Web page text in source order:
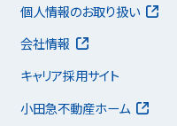
個人情報のお取り扱い
会社情報
キャリア採用サイト
小田急不動産ホーム